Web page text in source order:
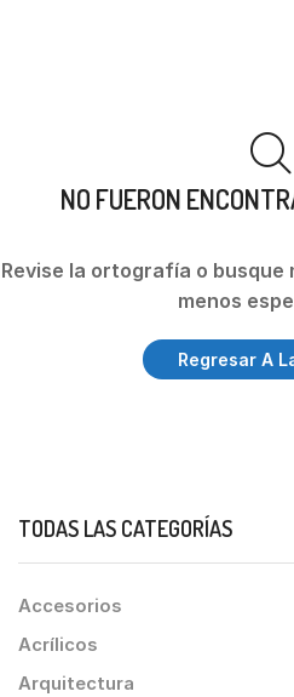
NO FUERON
Revise la ortografía o
menos
Regresar A
TODAS LAS CATEGORÍAS
Accesorios
Acrílicos
Arquitectura